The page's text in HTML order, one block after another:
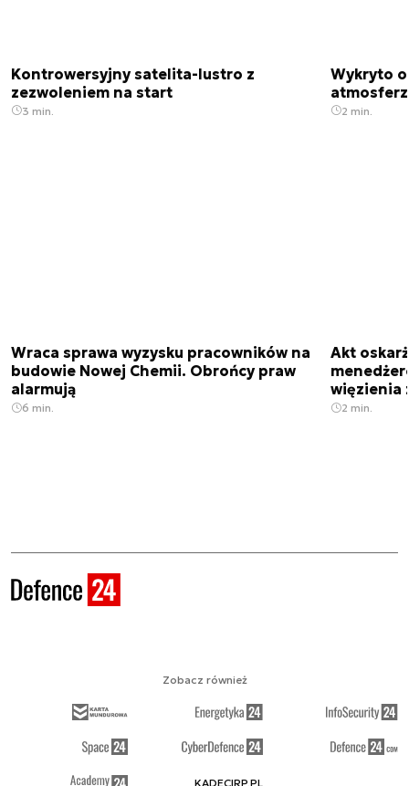
Kontrowersyjny satelita-lustro z
zezwoleniem na start
3 min.
Wykryto
2 min.
Wraca sprawa wyzysku pracowników na
budowie Nowej Chemii. Obrońcy praw
alarmują
6 min.
Akt
więzienia
2 min.
Zobacz również
KADECIRP.PL